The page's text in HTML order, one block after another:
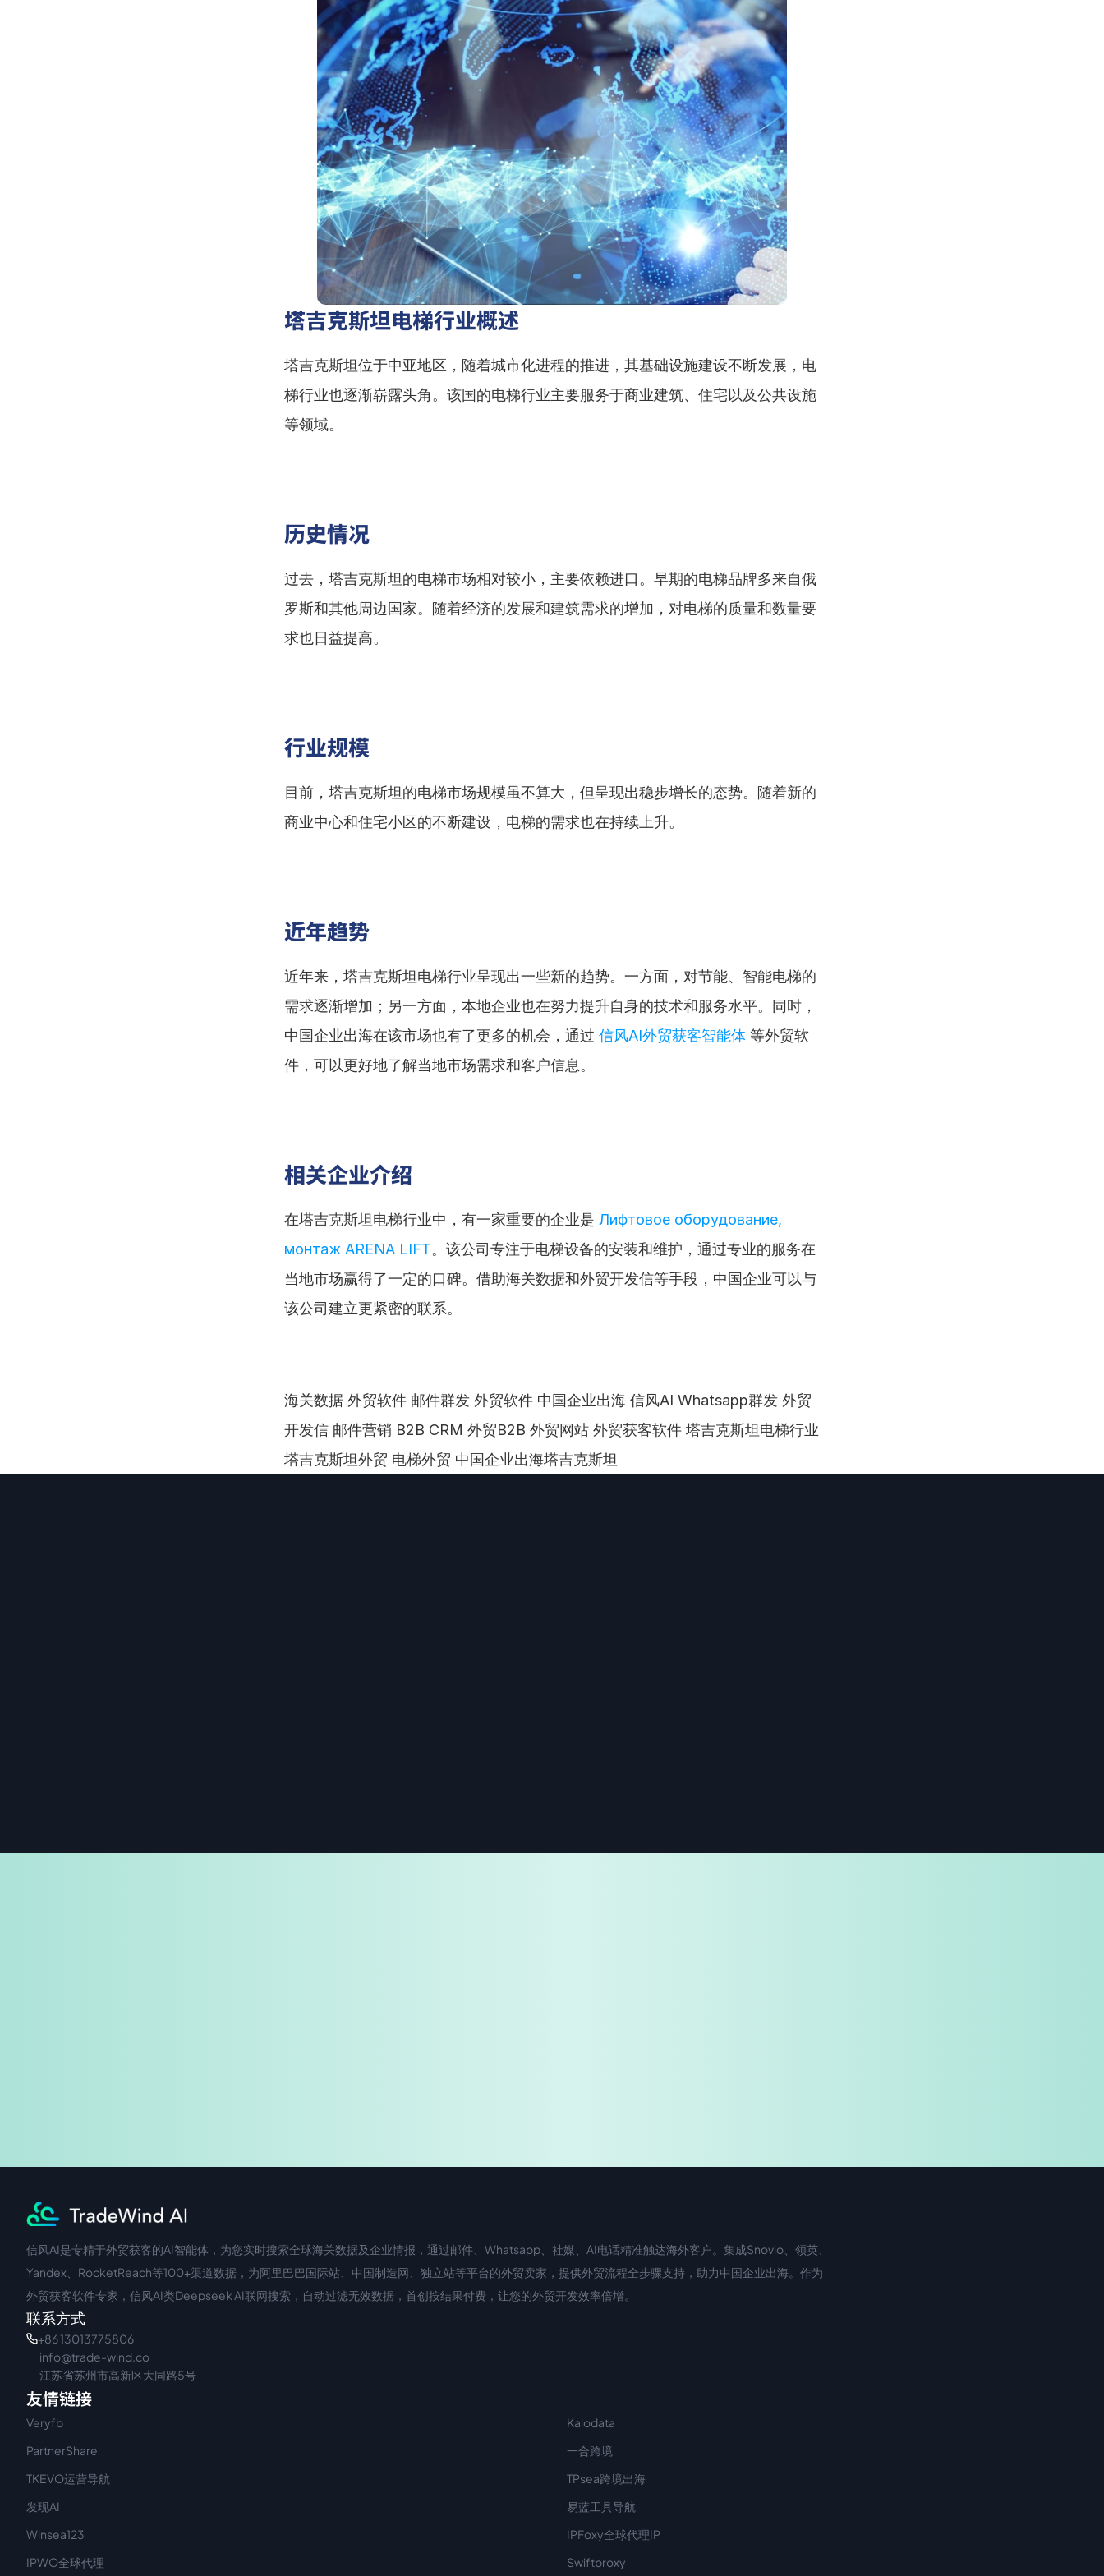
塔吉克斯坦电梯行业概述
塔吉克斯坦位于中亚地区，随着城市化进程的推进，其基础设施建设不断发展，电
梯行业也逐渐崭露头角。该国的电梯行业主要服务于商业建筑、住宅以及公共设施
等领域。
历史情况
过去，塔吉克斯坦的电梯市场相对较小，主要依赖进口。早期的电梯品牌多来自俄
罗斯和其他周边国家。随着经济的发展和建筑需求的增加，对电梯的质量和数量要
求也日益提高。
行业规模
目前，塔吉克斯坦的电梯市场规模虽不算大，但呈现出稳步增长的态势。随着新的
商业中心和住宅小区的不断建设，电梯的需求也在持续上升。
近年趋势
近年来，塔吉克斯坦电梯行业呈现出一些新的趋势。一方面，对节能、智能电梯的
需求逐渐增加；另一方面，本地企业也在努力提升自身的技术和服务水平。同时，
中国企业出海在该市场也有了更多的机会，通过 信风AI外贸获客智能体 等外贸软
件，可以更好地了解当地市场需求和客户信息。
相关企业介绍
在塔吉克斯坦电梯行业中，有一家重要的企业是 Лифтовое оборудование,
монтаж ARENA LIFT。该公司专注于电梯设备的安装和维护，通过专业的服务在
当地市场赢得了一定的口碑。借助海关数据和外贸开发信等手段，中国企业可以与
该公司建立更紧密的联系。
海关数据 外贸软件 邮件群发 外贸软件 中国企业出海 信风AI Whatsapp群发 外贸
开发信 邮件营销 B2B CRM 外贸B2B 外贸网站 外贸获客软件 塔吉克斯坦电梯行业
塔吉克斯坦外贸 电梯外贸 中国企业出海塔吉克斯坦
中文入口 外语入口
信风AI是专精于外贸获客的AI智能体，为您实时搜索全球海关数据及企业情报，通过邮件、Whatsapp、社媒、AI电话精准触达海外客户。集成Snovio、领英、
Yandex、RocketReach等100+渠道数据，为阿里巴巴国际站、中国制造网、独立站等平台的外贸卖家，提供外贸流程全步骤支持，助力中国企业出海。作为
外贸获客软件专家，信风AI类Deepseek AI联网搜索，自动过滤无效数据，首创按结果付费，让您的外贸开发效率倍增。
联系方式
+86 13013775806
info@trade-wind.co
江苏省苏州市高新区大同路5号
友情链接
Veryfb
Kalodata
PartnerShare
一合跨境
TKEVO运营导航
TPsea跨境出海
发现AI
易蓝工具导航
Winsea123
IPFoxy全球代理IP
IPWO全球代理
Swiftproxy